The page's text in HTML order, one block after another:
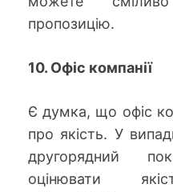
пропозицію.
10. Офіс компанії
Є думка, що офіс
про якість. У
другорядний
оцінювати